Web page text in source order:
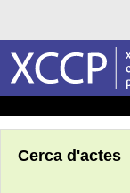
Cerca d'actes